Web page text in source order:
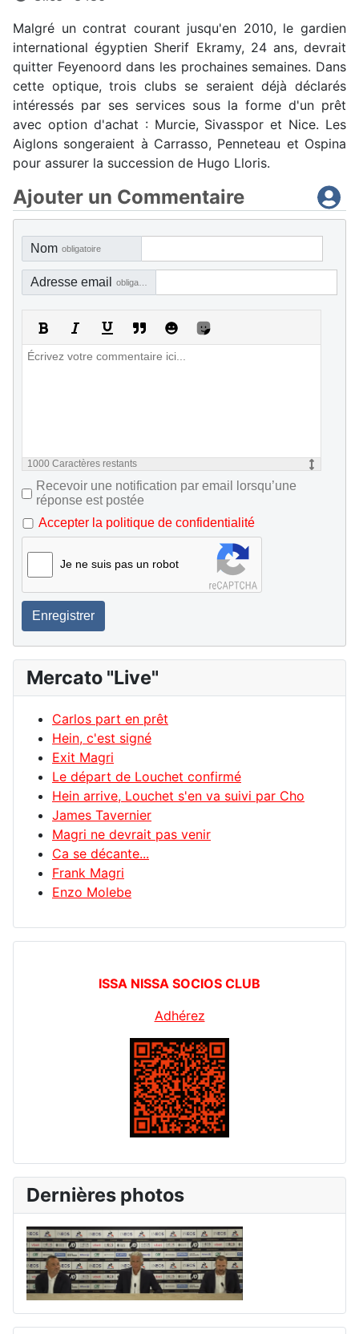
Malgré un contrat courant jusqu'en 2010, le gardien
international égyptien Sherif Ekramy, 24 ans, devrait
quitter Feyenoord dans les prochaines semaines. Dans
cette optique, trois clubs se seraient déjà déclarés
intéressés par ses services sous la forme d'un prêt
avec option d'achat : Murcie, Sivasspor et Nice. Les
Aiglons songeraient à Carrasso, Penneteau et Ospina
pour assurer la succession de Hugo Lloris.
Ajouter un Commentaire
Nom obligatoire
Adresse email
1000 Caractères restants
Recevoir une notification par email lorsqu’une
réponse est postée
Accepter la politique de confidentialité
Je ne suis pas un robot
Enregistrer
Mercato "Live"
Carlos part en prêt
Hein, c'est signé
Exit Magri
Le départ de Louchet confirmé
Hein arrive, Louchet s'en va suivi par Cho
James Tavernier
Magri ne devrait pas venir
Ca se décante...
Frank Magri
Enzo Molebe
ISSA NISSA SOCIOS CLUB
Adhérez
Dernières photos